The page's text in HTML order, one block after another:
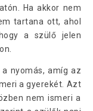
Ha akkor nem
tartana ott, ahol
a szülő jelen
nyomás, amíg az
a gyerekét. Azt
nem ismeri a